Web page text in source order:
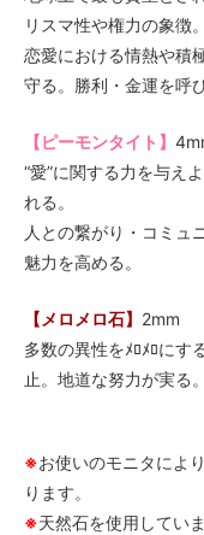
リスマ性や権力の象徴。
恋愛における情熱や積
守る。勝利・金運を呼
【ピーモンタイト】
“愛”に関する力を与え
れる。
人との繋がり・コミュ
魅力を高める。
【メロメロ石】 2mm
多数の異性をﾒﾛﾒﾛにす
止。地道な努力が実る。
※お使いのモニタによ
ります。
※天然石を使用してい